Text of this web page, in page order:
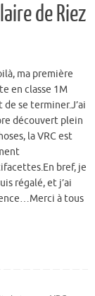
de Riez
ma première
en classe 1M
de se terminer.J’ai
découvert plein
la VRC est
bref, je
régalé, et j’ai
à tous